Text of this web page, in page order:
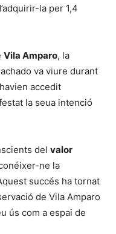
la per 1,4
Vila Amparo, la
va viure durant
accedit
la seua intenció
del valor
ne la
succés ha tornat
de Vila Amparo
ús com a espai de